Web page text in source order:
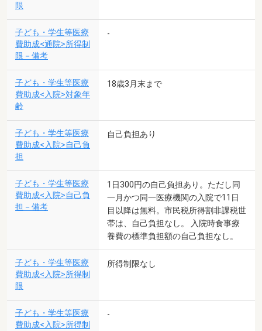
限
子ども・学生等医療
費助成<通院>所得制
限－備考
-
子ども・学生等医療
費助成<入院>対象年
齢
18歳3月末まで
子ども・学生等医療
費助成<入院>自己負
担
自己負担あり
子ども・学生等医療
費助成<入院>自己負
担－備考
1日300円の自己負担あり。ただし同
一月かつ同一医療機関の入院で11日
目以降は無料。市民税所得割非課税世
帯は、自己負担なし。 入院時食事療
養費の標準負担額の自己負担なし。
子ども・学生等医療
費助成<入院>所得制
限
所得制限なし
子ども・学生等医療
費助成<入院>所得制
-